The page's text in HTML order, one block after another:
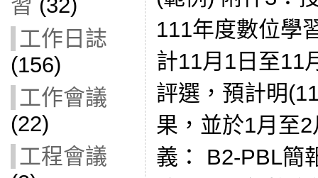
習 (32)
工作日誌
(156)
工作會議
(22)
工程會議
111年度數位學
計11月1日至11
評選，預計明
果，並於1月至
義： B2-PBL簡